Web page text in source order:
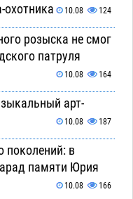
охотника
10.08 124
розыска не смог
патруля
10.08 164
арт-
10.08 187
поколений: в
памяти Юрия
10.08 166